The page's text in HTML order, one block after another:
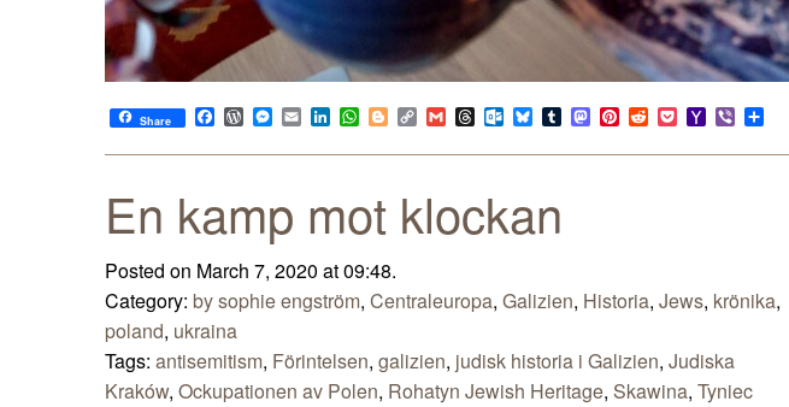
Share Facebook
WordPress
Messenger
EmailLinkedIn
WhatsApp
BloggerCopy
Link
GmailThreadsOutlook.com
Bluesky
TumblrMastodon
Pinterest
RedditPocketYahoo
Mail
Viber
En kamp mot klockan
Posted on March 7, 2020 at 09:48.
Category: by sophie engström, Centraleuropa, Galizien, Historia, Jews, krönika,
poland, ukraina
Tags: antisemitism, Förintelsen, galizien, judisk historia i Galizien, Judiska
Kraków, Ockupationen av Polen, Rohatyn Jewish Heritage, Skawina, Tyniec